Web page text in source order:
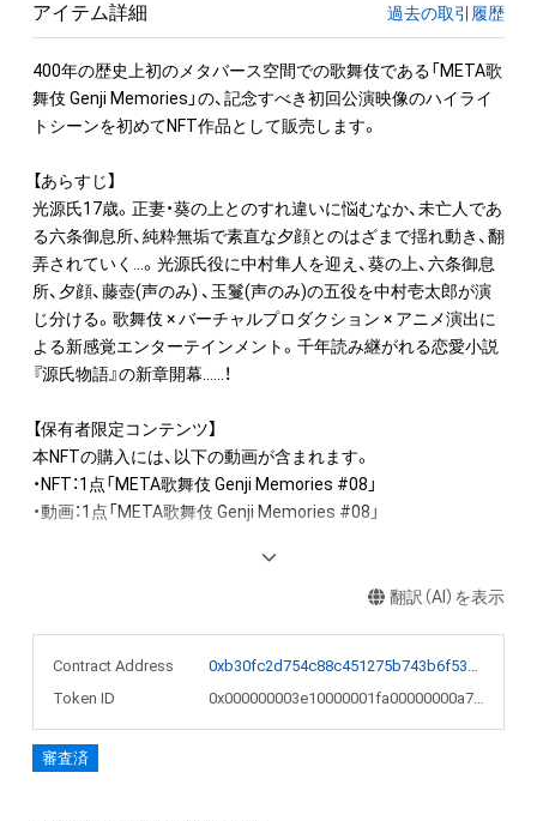
アイテム詳細 過去の取引履歴
400年の歴史上初のメタバース空間での歌舞伎である「META歌
舞伎 Genji Memories」の、記念すべき初回公演映像のハイライ
トシーンを初めてNFT作品として販売します。
【あらすじ】
光源氏17歳。正妻・葵の上とのすれ違いに悩むなか、未亡人であ
る六条御息所、純粋無垢で素直な夕顔とのはざまで揺れ動き、翻
弄されていく…。光源氏役に中村隼人を迎え、葵の上、六条御息
所、夕顔、藤壺(声のみ) 、玉鬘(声のみ)の五役を中村壱太郎が演
じ分ける。歌舞伎 × バーチャルプロダクション × アニメ演出に
よる新感覚エンターテインメント。千年読み継がれる恋愛小説
『源氏物語』の新章開幕……！
【保有者限定コンテンツ】
本NFTの購入には、以下の動画が含まれます。
・NFT：1点「META歌舞伎 Genji Memories #08」
・動画：1点「META歌舞伎 Genji Memories #08」
NFTの初出品を記念して、META歌舞伎NFTをご購入の上アンケ
ゼント致します。
アンケート受付期間：2022年4月16日（土）〜2022年5月31日
（火）23:59
特典仕様：サイズ　約100×148mm／フルカラー
翻訳（AI）を表示
Contract Address
0xb30fc2d754c88c451275b743b6f530f19f643683
Token ID
0x000000003e10000001fa00000000a7e7
審査済